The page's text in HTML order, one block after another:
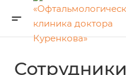
Сотрудники